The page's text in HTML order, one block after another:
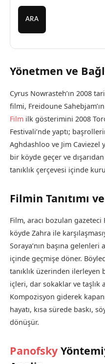
ARA
Yönetmen ve
Cyrus Nowrasteh’ın 2008
filmi, Freidoune
Film ilk gösterimini 2008
Festivali’nde yaptı;
Aghdashloo ve Jim Caviezel
bir köyde geçer ve
tanıklık çerçevesi içinde
Filmin Tanıtımı
Film, aracı bozulan gazeteci
köyde Zahra ile
Soraya’nın başına gelenleri
içinde geçmişe döner.
tanıklık üzerinden ilerleyen
içleri, dar sokaklar ve taşlık
Kompozisyon giderek
hayatı, kısa sürede baskı,
dönüşür.
Panofsky